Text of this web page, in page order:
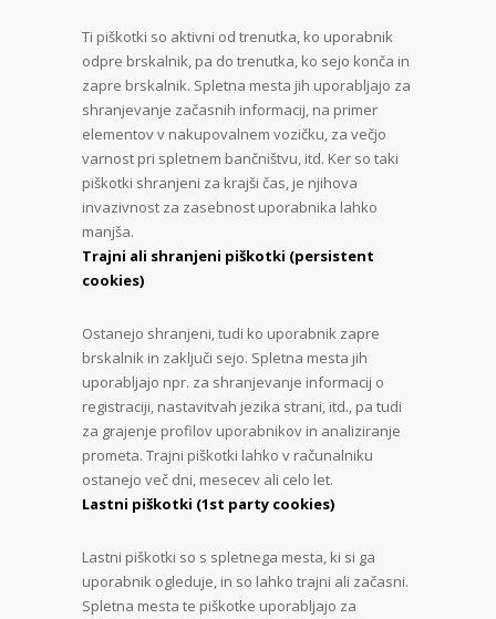
Ti piškotki so aktivni od trenutka, ko uporabnik
odpre brskalnik, pa do trenutka, ko sejo konča in
zapre brskalnik. Spletna mesta jih uporabljajo za
shranjevanje začasnih informacij, na primer
elementov v nakupovalnem vozičku, za večjo
varnost pri spletnem bančništvu, itd. Ker so taki
piškotki shranjeni za krajši čas, je njihova
invazivnost za zasebnost uporabnika lahko
manjša.
Trajni ali shranjeni piškotki (persistent
cookies)
Ostanejo shranjeni, tudi ko uporabnik zapre
brskalnik in zaključi sejo. Spletna mesta jih
uporabljajo npr. za shranjevanje informacij o
registraciji, nastavitvah jezika strani, itd., pa tudi
za grajenje profilov uporabnikov in analiziranje
prometa. Trajni piškotki lahko v računalniku
ostanejo več dni, mesecev ali celo let.
Lastni piškotki (1st party cookies)
Lastni piškotki so s spletnega mesta, ki si ga
uporabnik ogleduje, in so lahko trajni ali začasni.
Spletna mesta te piškotke uporabljajo za